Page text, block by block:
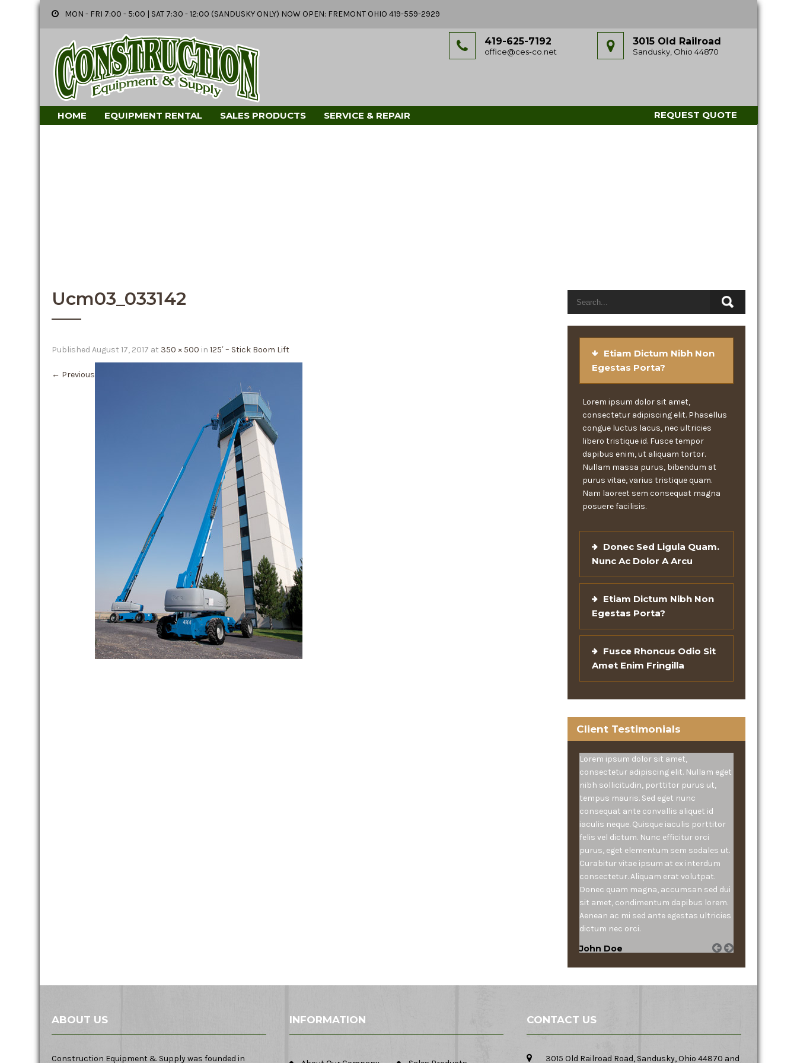
MON - FRI 7:00 - 5:00 | SAT 7:30 - 12:00 (SANDUSKY ONLY) NOW OPEN: FREMONT OHIO 419-559-2929
3015 Old Railroad
Sandusky, Ohio 44870
419-625-7192
office@ces-co.net
HOME EQUIPMENT RENTAL SALES PRODUCTS SERVICE & REPAIR REQUEST QUOTE
Ucm03_033142
Published August 17, 2017 at 350 × 500 in 125′ – Stick Boom Lift
← Previous
Etiam Dictum Nibh Non
Egestas Porta?
Lorem ipsum dolor sit amet,
consectetur adipiscing elit. Phasellus
congue luctus lacus, nec ultricies
libero tristique id. Fusce tempor
dapibus enim, ut aliquam tortor.
Nullam massa purus, bibendum at
purus vitae, varius tristique quam.
Nam laoreet sem consequat magna
posuere facilisis.
Donec Sed Ligula Quam.
Nunc Ac Dolor A Arcu
Etiam Dictum Nibh Non
Egestas Porta?
Fusce Rhoncus Odio Sit
Amet Enim Fringilla
Client Testimonials
Lorem ipsum dolor sit amet,
consectetur adipiscing elit. Nullam eget
nibh sollicitudin, porttitor purus ut,
tempus mauris. Sed eget nunc
consequat ante convallis aliquet id
iaculis neque. Quisque iaculis porttitor
felis vel dictum. Nunc efficitur orci
purus, eget elementum sem sodales ut.
Curabitur vitae ipsum at ex interdum
consectetur. Aliquam erat volutpat.
Donec quam magna, accumsan sed dui
sit amet, condimentum dapibus lorem.
Aenean ac mi sed ante egestas ultricies
dictum nec orci.
John Doe
ABOUT US
Construction Equipment & Supply was founded in
INFORMATION CONTACT US
3015 Old Railroad Road, Sandusky, Ohio 44870 and